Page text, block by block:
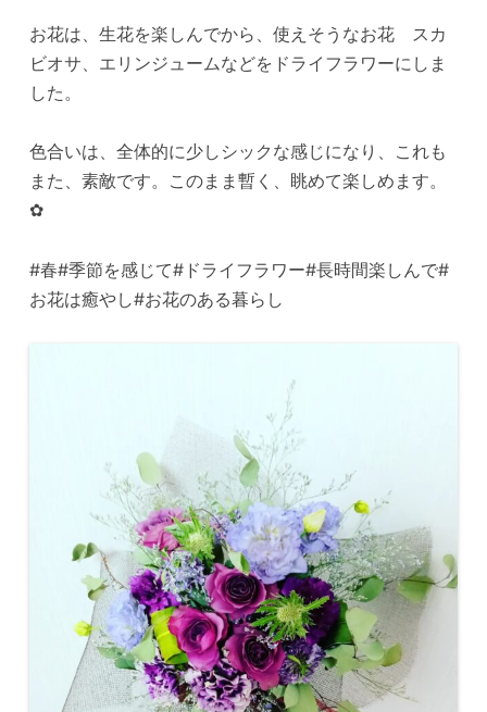
お花は、生花を楽しんでから、使えそうなお花 スカ
ビオサ、エリンジュームなどをドライフラワーにしま
した。
色合いは、全体的に少しシックな感じになり、これも
また、素敵です。このまま暫く、眺めて楽しめます。
✿
#春#季節を感じて#ドライフラワー#長時間楽しんで#
お花は癒やし#お花のある暮らし